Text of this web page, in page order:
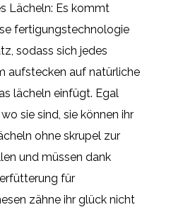
Lächeln: Es kommt
fertigungstechnologie
sodass sich jedes
aufstecken auf natürliche
lächeln einfügt. Egal
sie sind, sie können ihr
ohne skrupel zur
und müssen dank
für
zähne ihr glück nicht